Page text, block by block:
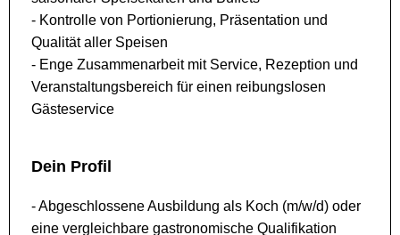
- Kontrolle von Portionierung, Präsentation und
Qualität aller Speisen
- Enge Zusammenarbeit mit Service, Rezeption und
Veranstaltungsbereich für einen reibungslosen
Gästeservice
Dein Profil
- Abgeschlossene Ausbildung als Koch (m/w/d) oder
eine vergleichbare gastronomische Qualifikation